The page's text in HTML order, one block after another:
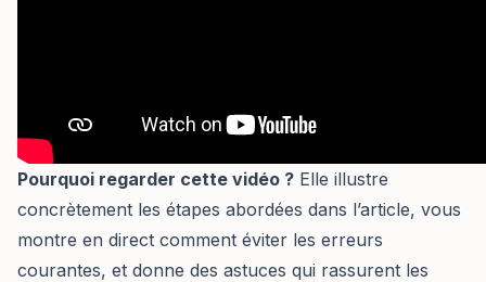
Pourquoi regarder cette vidéo ? Elle illustre
concrètement les étapes abordées dans l’article, vous
montre en direct comment éviter les erreurs
courantes, et donne des astuces qui rassurent les